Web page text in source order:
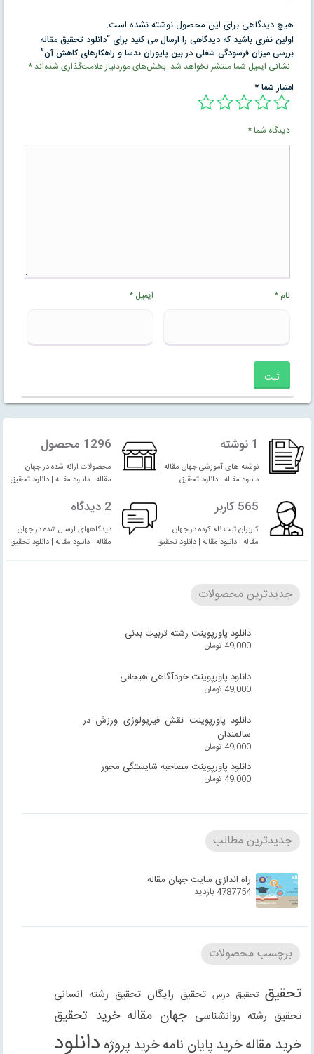
هیچ دیدگاهی برای این محصول نوشته نشده است.
اولین نفری باشید که دیدگاهی را ارسال می کنید برای “دانلود تحقیق مقاله
بررسی میزان فرسودگی شغلی در بین پایوران ندسا و راهکارهای کاهش آن”
نشانی ایمیل شما منتشر نخواهد شد. بخش‌های موردنیاز علامت‌گذاری شده‌اند*
امتیاز شما*
دیدگاه شما*
نام* ایمیل*
1 نوشته
نوشته های آموزشی جهان مقاله |
دانلود مقاله | دانلود تحقیق
1296 محصول
محصولات ارائه شده در جهان
مقاله | دانلود مقاله | دانلود تحقیق
565 کاربر
کاربران ثبت نام کرده در جهان
مقاله | دانلود مقاله | دانلود تحقیق
2 دیدگاه
دیدگاههای ارسال شده در جهان
مقاله | دانلود مقاله | دانلود تحقیق
جدیدترین محصولات
دانلود پاورپوینت رشته تربیت بدنی
49,000 تومان
دانلود پاورپوینت خودآگاهی هیجانی
49,000 تومان
دانلود پاورپوینت نقش فیزیولوژی ورزش در
سالمندان
49,000 تومان
دانلود پاورپوینت مصاحبه شایستگی محور
49,000 تومان
جدیدترین مطالب
راه اندازی سایت جهان مقاله
4787754 بازدید
برچسب محصولات
تحقیق تحقیق درس تحقیق رایگان تحقیق رشته انسانی
تحقیق رشته روانشناسی جهان مقاله خرید تحقیق
خرید مقالهخرید پایان نامهخرید پروژه دانلود